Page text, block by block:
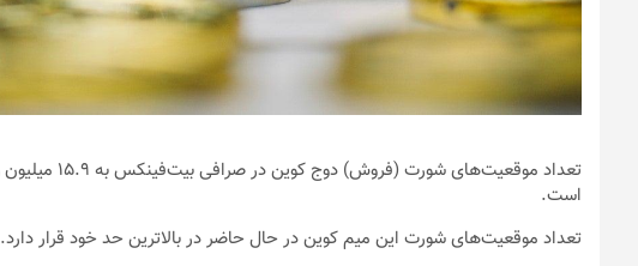
است.
تعداد موقعیت‌های شورت این میم کوین در حال حاضر در بالاترین حد خود قرار دارد.